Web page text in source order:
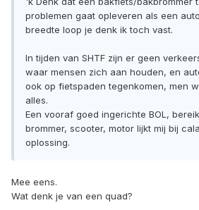
problemen gaat opleveren als een
breedte loop je denk ik toch vast.
In tijden van SHTF zijn er geen
waar mensen zich aan houden, en
ook op fietspaden tegenkomen, men
alles.
Een vooraf goed ingerichte BOL,
brommer, scooter, motor lijkt mij bij
oplossing.
Mee eens.
Wat denk je van een quad?